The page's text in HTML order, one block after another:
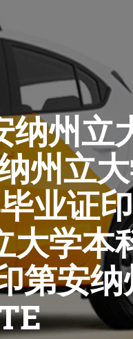
纳州立
州立
业证
大学本
第安